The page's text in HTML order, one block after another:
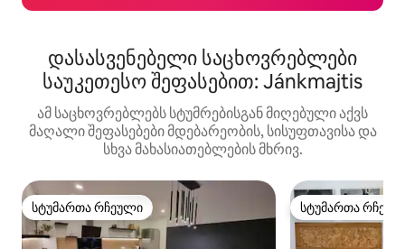
დასასვენებელი საცხოვრებლები
საუკეთესო შეფასებით: Jánkmajtis
ამ საცხოვრებლებს სტუმრებისგან მიღებული აქვს
მაღალი შეფასებები მდებარეობის, სისუფთავისა და
სხვა მახასიათებლების მხრივ.
სტუმართა რჩეული
სტუმართა რჩეული სტუმართა
სტუმართა